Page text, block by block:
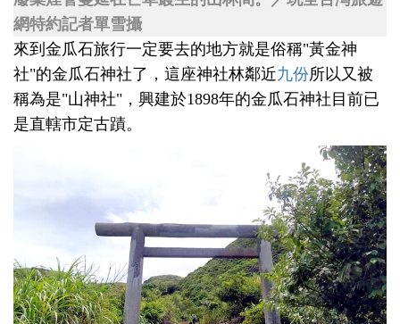
網特約記者單雪攝
來到金瓜石旅行一定要去的地方就是俗稱"黃金神
社"的金瓜石神社了，這座神社林鄰近九份所以又被
稱為是"山神社"，興建於1898年的金瓜石神社目前已
是直轄市定古蹟。